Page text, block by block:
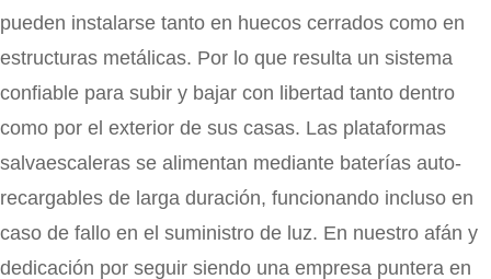
pueden instalarse tanto en huecos cerrados como en
estructuras metálicas. Por lo que resulta un sistema
confiable para subir y bajar con libertad tanto dentro
como por el exterior de sus casas. Las plataformas
salvaescaleras se alimentan mediante baterías auto-
recargables de larga duración, funcionando incluso en
caso de fallo en el suministro de luz. En nuestro afán y
dedicación por seguir siendo una empresa puntera en